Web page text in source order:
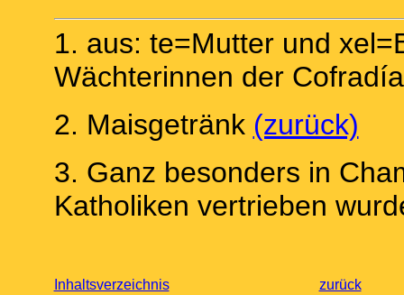
1. aus: te=Mutter und
Wächterinnen der
2. Maisgetränk (zurück)
3. Ganz besonders in
Katholiken vertrieben
Inhaltsverzeichnis zurück